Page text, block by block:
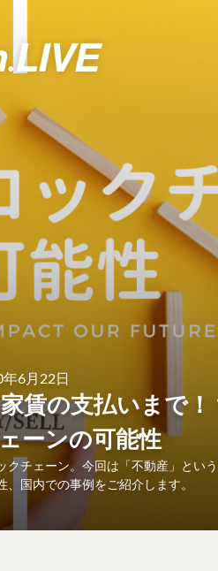
年6月22日
賃の支払いまで！
ーンの可能性
チェーン。今回は「不動産」とい
国内での事例をご紹介します。